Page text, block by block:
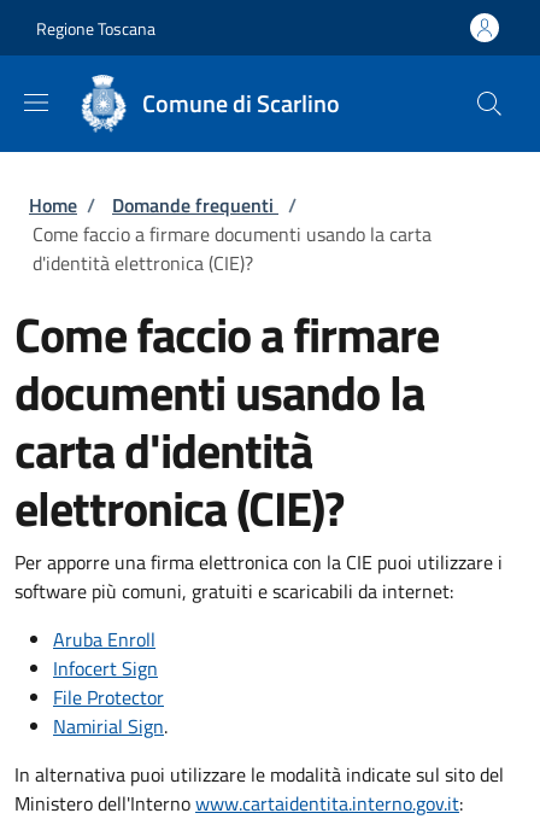
Regione Toscana
Comune di Scarlino
Briciole di pane
Home / Domande frequenti /
Come faccio a firmare documenti usando la carta
d'identità elettronica (CIE)?
Come faccio a firmare
documenti usando la
carta d'identità
elettronica (CIE)?
Per apporre una firma elettronica con la CIE puoi utilizzare i
software più comuni, gratuiti e scaricabili da internet:
Aruba Enroll
Infocert Sign
File Protector
Namirial Sign.
In alternativa puoi utilizzare le modalità indicate sul sito del
Ministero dell'Internowww.cartaidentita.interno.gov.it: